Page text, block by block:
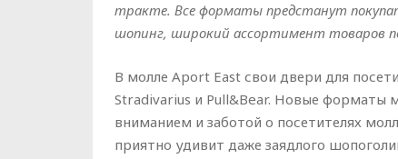
тракте. Все форматы предстанут
шопинг, широкий ассортимент товаров
В молле Aport East свои двери для
Stradivarius и Pull&Bear. Новые форматы
вниманием и заботой о посетителях
приятно удивит даже заядлого